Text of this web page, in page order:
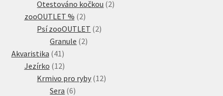
produkty
Otestováno kočkou 22
zooOUTLET % 22
produkty
Psí zooOUTLET 22
Granule 22
Akvaristika 41 41
produktů
Jezírko 1212
produktů
Krmivo pro ryby 1212
Sera 66